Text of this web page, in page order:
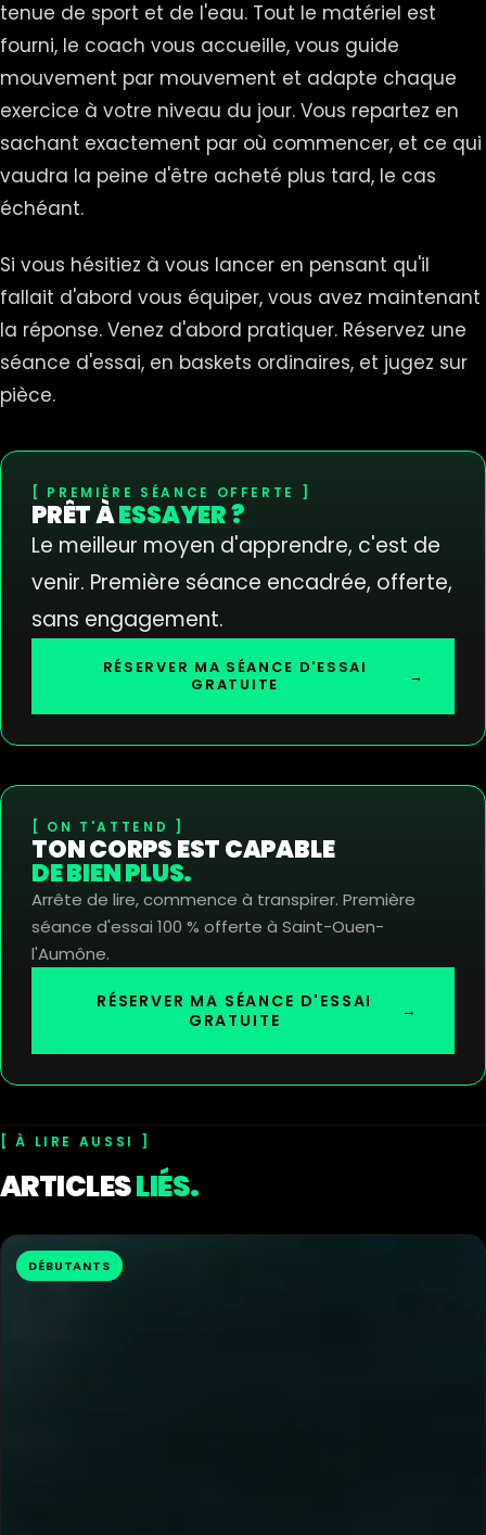
tenue de sport et de l'eau. Tout le matériel est
fourni, le coach vous accueille, vous guide
mouvement par mouvement et adapte chaque
exercice à votre niveau du jour. Vous repartez en
sachant exactement par où commencer, et ce qui
vaudra la peine d'être acheté plus tard, le cas
échéant.
Si vous hésitiez à vous lancer en pensant qu'il
fallait d'abord vous équiper, vous avez maintenant
la réponse. Venez d'abord pratiquer. Réservez une
séance d'essai, en baskets ordinaires, et jugez sur
pièce.
PREMIÈRE SÉANCE OFFERTE
PRÊT ÀESSAYER ?
Le meilleur moyen d'apprendre, c'est de
venir. Première séance encadrée, offerte,
sans engagement.
RÉSERVER MA SÉANCE D'ESSAI
GRATUITE
→
ON T'ATTEND
TON CORPS EST CAPABLE
DE BIEN PLUS.
Arrête de lire, commence à transpirer. Première
séance d'essai 100 % offerte à Saint-Ouen-
l'Aumône.
RÉSERVER MA SÉANCE D'ESSAI
GRATUITE
→
À LIRE AUSSI
ARTICLESLIÉS.
DÉBUTANTS